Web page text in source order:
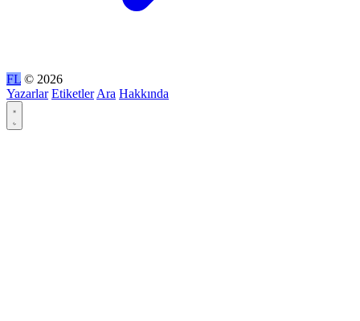
FL © 2026
Yazarlar Etiketler Ara Hakkında